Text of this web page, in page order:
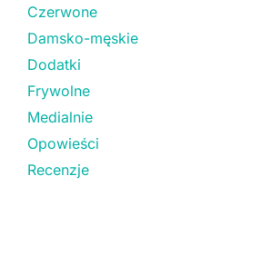
Czerwone
Damsko-męskie
Dodatki
Frywolne
Medialnie
Opowieści
Recenzje